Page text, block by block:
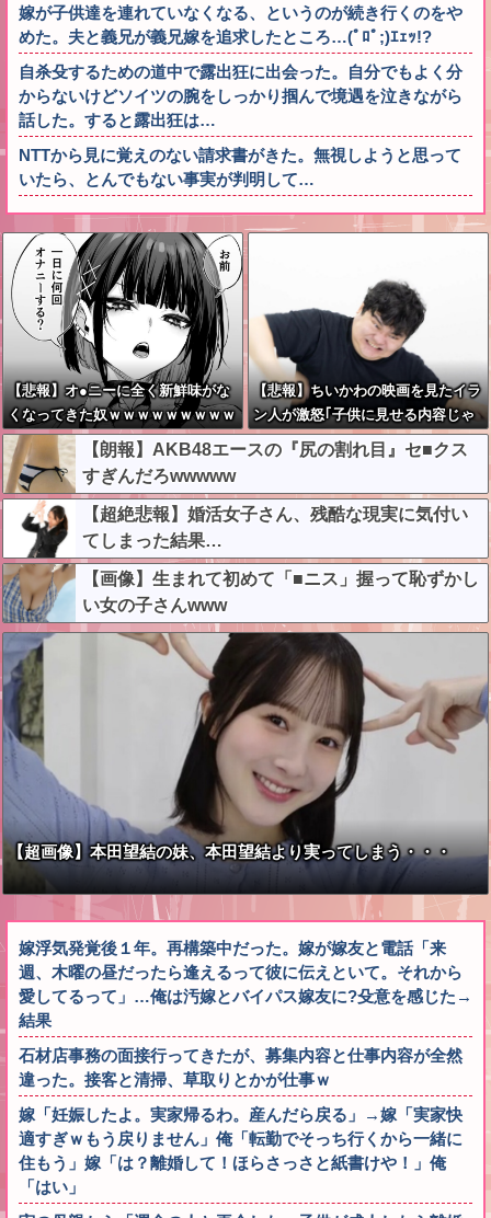
嫁が子供達を連れていなくなる、というのが続き行くのをや
めた。夫と義兄が義兄嫁を追求したところ…(ﾟﾛﾟ;)ｴｪｯ!?
自杀殳するための道中で露出狂に出会った。自分でもよく分
からないけどソイツの腕をしっかり掴んで境遇を泣きながら
話した。すると露出狂は…
NTTから見に覚えのない請求書がきた。無視しようと思って
いたら、とんでもない事実が判明して…
【悲報】オ●ニーに全く新鮮味がな
くなってきた奴ｗｗｗｗｗｗｗｗｗ
ｗ
【悲報】ちいかわの映画を見たイラ
ン人が激怒｢子供に見せる内容じゃ
ない｡悪影響は計り知れない｣←これ
w w w w w w w w w
【朗報】AKB48エースの『尻の割れ目』セ■クス
すぎんだろwwwww
【超絶悲報】婚活女子さん、残酷な現実に気付い
てしまった結果…
【画像】生まれて初めて「■ニス」握って恥ずかし
い女の子さんwww
【超画像】本田望結の妹、本田望結より実ってしまう・・・
嫁浮気発覚後１年。再構築中だった。嫁が嫁友と電話「来
週、木曜の昼だったら逢えるって彼に伝えといて。それから
愛してるって」…俺は汚嫁とバイパス嫁友に?殳意を感じた→
結果
石材店事務の面接行ってきたが、募集内容と仕事内容が全然
違った。接客と清掃、草取りとかが仕事ｗ
嫁「妊娠したよ。実家帰るわ。産んだら戻る」→嫁「実家快
適すぎｗもう戻りません」俺「転勤でそっち行くから一緒に
住もう」嫁「は？離婚して！ほらさっさと紙書けや！」俺
「はい」